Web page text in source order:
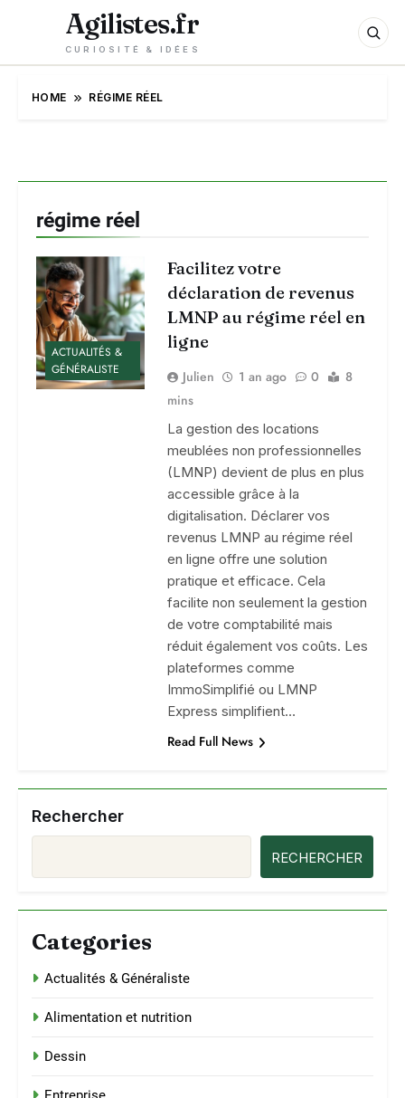
Agilistes.fr
CURIOSITÉ & IDÉES
HOME RÉGIME RÉEL
régime réel
ACTUALITÉS &
GÉNÉRALISTE
Facilitez votre
déclaration de revenus
LMNP au régime réel en
ligne
Julien 1 an ago 0
8
mins
La gestion des locations
meublées non professionnelles
(LMNP) devient de plus en plus
accessible grâce à la
digitalisation. Déclarer vos
revenus LMNP au régime réel
en ligne offre une solution
pratique et efficace. Cela
facilite non seulement la gestion
de votre comptabilité mais
réduit également vos coûts. Les
plateformes comme
ImmoSimplifié ou LMNP
Express simplifient…
Read Full News
Rechercher
RECHERCHER
Categories
Actualités & Généraliste
Alimentation et nutrition
Dessin